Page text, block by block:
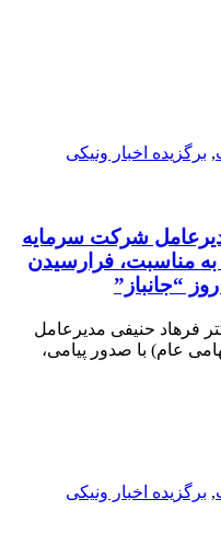
, برگزیده اخبار ونیکی
شرکت سرمایه
مناسبت، فرارسیدن
“جانباز”
فرهاد حنیفی مدیرعامل
عام) با صدور پیامی،
, برگزیده اخبار ونیکی